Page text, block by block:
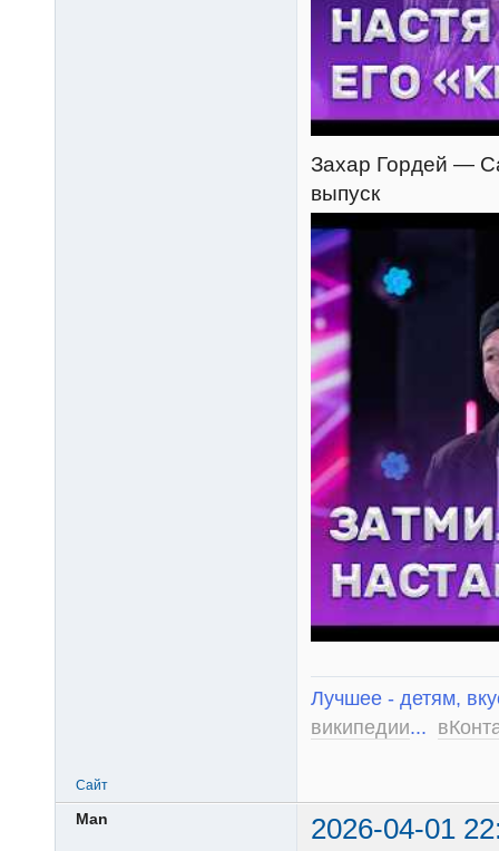
Захар Гордей —
выпуск
Лучшее - детям,
википедии...
Сайт
Man 2026-04-01